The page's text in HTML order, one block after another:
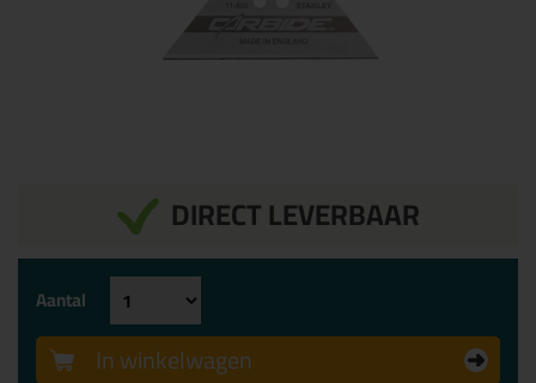
DIRECT LEVERBAAR
Aantal
In winkelwagen